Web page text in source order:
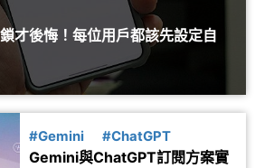
才後悔！每位用戶都該先設定自
#Gemini #ChatGPT
Gemini與ChatGPT訂閱方案實